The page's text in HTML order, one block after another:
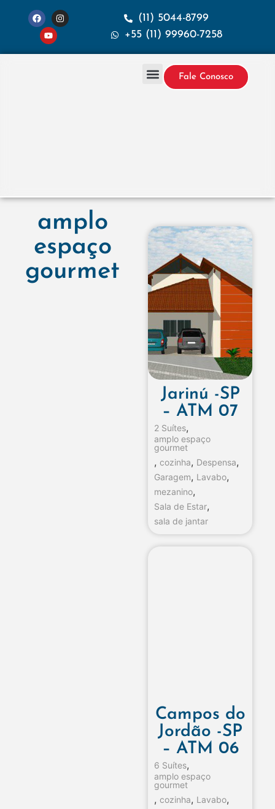
(11) 5044-8799
+55 (11) 99960-7258
Fale Conosco
amplo
espaço
gourmet
Jarinú -SP
– ATM 07
2 Suítes,
amplo espaço
gourmet
, cozinha, Despensa,
Garagem, Lavabo,
mezanino,
Sala de Estar,
sala de jantar
Campos do
Jordão -SP
– ATM 06
6 Suítes,
amplo espaço
gourmet
, cozinha, Lavabo,